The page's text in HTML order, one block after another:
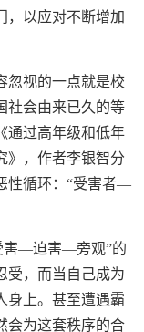
，以应对不断增加
忽视的一点就是校
社会由来已久的等
通过高年级和低年
》，作者李银智分
性循环：“受害者—
害—迫害—旁观”的
受，而当自己成为
身上。甚至遭遇霸
会为这套秩序的合